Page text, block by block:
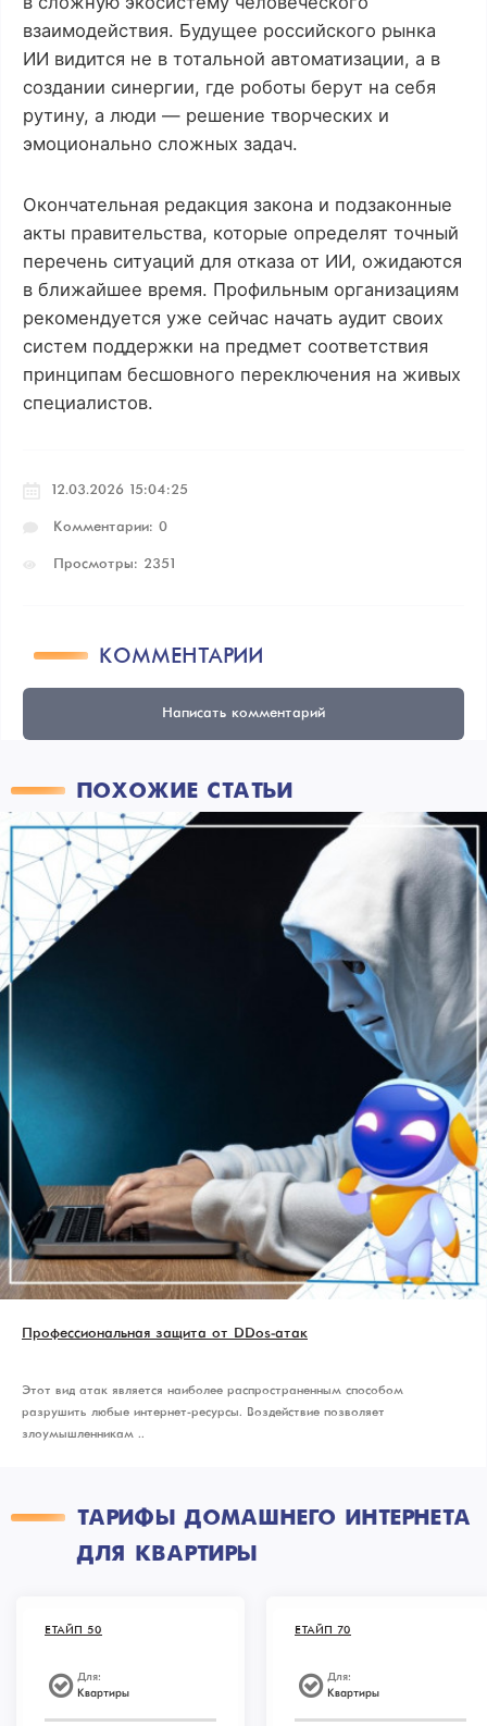
взаимодействия. Будущее российского рынка
ИИ видится не в тотальной автоматизации, а в
создании синергии, где роботы берут на себя
рутину, а люди — решение творческих и
эмоционально сложных задач.
Окончательная редакция закона и подзаконные
акты правительства, которые определят точный
перечень ситуаций для отказа от ИИ, ожидаются
в ближайшее время. Профильным организациям
рекомендуется уже сейчас начать аудит своих
систем поддержки на предмет соответствия
принципам бесшовного переключения на живых
специалистов.
12.03.2026 15:04:25
Комментарии: 0
Просмотры: 2351
КОММЕНТАРИИ
Написать комментарий
ПОХОЖИЕ СТАТЬИ
Профессиональная защита от DDos-атак
Этот вид атак является наиболее распространенным способом
разрушить любые интернет-ресурсы. Воздействие позволяет
злоумышленникам ..
ТАРИФЫ ДОМАШНЕГО ИНТЕРНЕТА
ДЛЯ КВАРТИРЫ
ЕТАЙП 50
Для:
Квартиры
ЕТАЙП 70
Для:
Квартиры